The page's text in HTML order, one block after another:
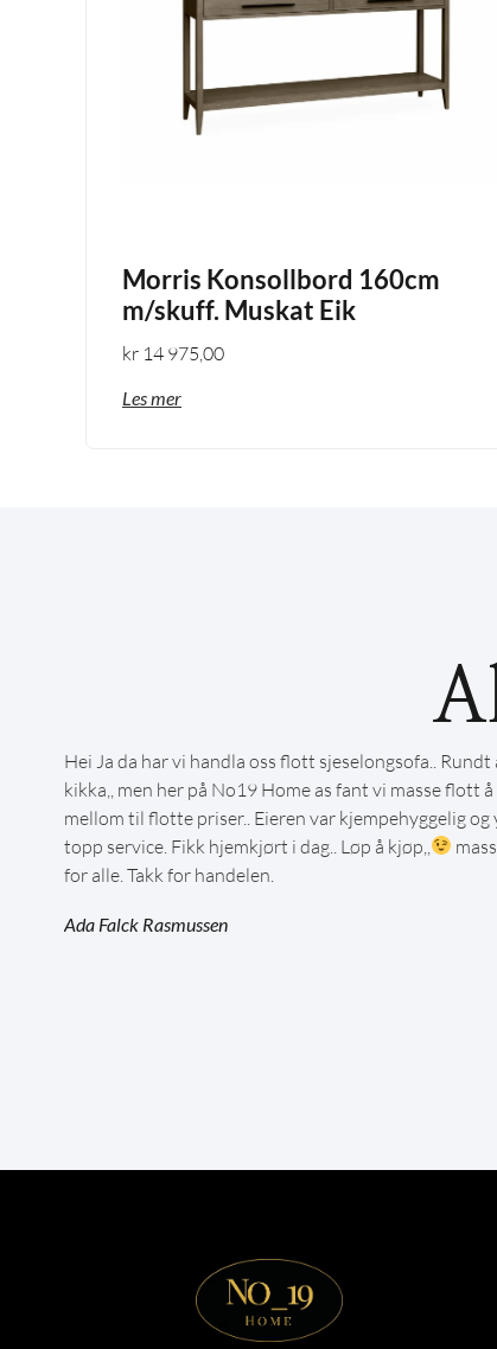
Morris Konsollbord 160cm
m/skuff. Muskat Eik
kr 14 975,00
Les mer
Hei Ja da har vi handla oss flott sjeselongsofa.. Rundt
kikka,, men her på No19 Home as fant vi masse flott å
mellom til flotte priser.. Eieren var kjempehyggelig og
topp service. Fikk hjemkjørt i dag.. Løp å kjøp,,
for alle. Takk for handelen.
Ada Falck Rasmussen